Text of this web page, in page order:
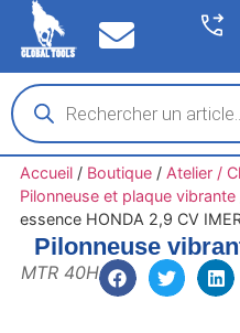
Accueil/ Boutique/ Atelier /
Pilonneuse et plaque vibrante
essence HONDA 2,9 CV
Pilonneuse
MTR 40H